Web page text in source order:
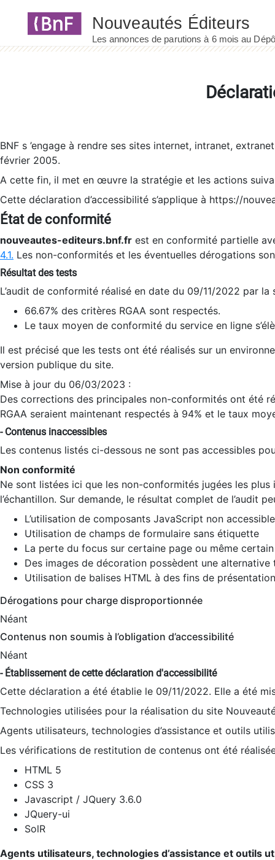
BNF s ’engage à rendre ses sites internet, intranet,
février 2005.
A cette fin, il met en œuvre la stratégie et les actions
Cette déclaration d’accessibilité s’applique à https://
État de conformité
nouveautes-editeurs.bnf.fr est en conformité partielle
4.1. Les non-conformités et les éventuelles dérogations
Résultat des tests
L’audit de conformité réalisé en date du 09/11/2022 par
66.67% des critères RGAA sont respectés.
Le taux moyen de conformité du service en ligne
Il est précisé que les tests ont été réalisés sur un
version publique du site.
Mise à jour du 06/03/2023 :
Des corrections des principales non-conformités ont été
RGAA seraient maintenant respectés à 94% et le taux
- Contenus inaccessibles
Les contenus listés ci-dessous ne sont pas accessibles
Non conformité
Ne sont listées ici que les non-conformités jugées les
l’échantillon. Sur demande, le résultat complet de l’audit
L’utilisation de composants JavaScript non
Utilisation de champs de formulaire sans étiquette
La perte du focus sur certaine page ou même
Des images de décoration possèdent une alternative
Utilisation de balises HTML à des fins de
Dérogations pour charge disproportionnée
Néant
Contenus non soumis à l’obligation d’accessibilité
Néant
- Établissement de cette déclaration d'accessibilité
Cette déclaration a été établie le 09/11/2022. Elle a été
Technologies utilisées pour la réalisation du site
Agents utilisateurs, technologies d’assistance et outils
Les vérifications de restitution de contenus ont été
HTML 5
CSS 3
Javascript / JQuery 3.6.0
JQuery-ui
SolR
Agents utilisateurs, technologies d’assistance et outils